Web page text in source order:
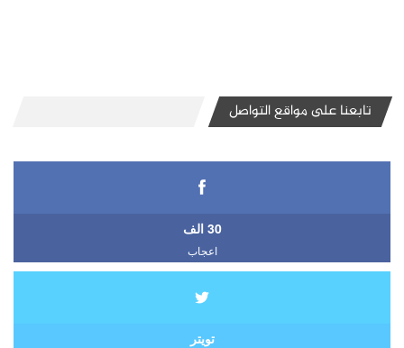
تابعنا على مواقع التواصل
30 الف
اعجاب
تويتر